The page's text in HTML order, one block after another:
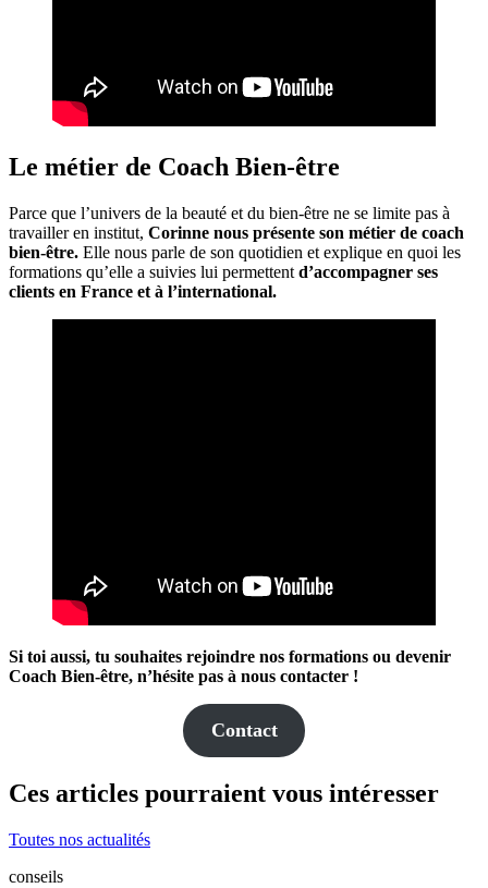
Le métier de Coach Bien-être
Parce que l’univers de la beauté et du bien-être ne se limite pas à
travailler en institut, Corinne nous présente son métier de coach
bien-être. Elle nous parle de son quotidien et explique en quoi les
formations qu’elle a suivies lui permettent d’accompagner ses
clients en France et à l’international.
Si toi aussi, tu souhaites rejoindre nos formations ou devenir
Coach Bien-être, n’hésite pas à nous contacter !
Contact
Ces articles pourraient vous intéresser
Toutes nos actualités
conseils